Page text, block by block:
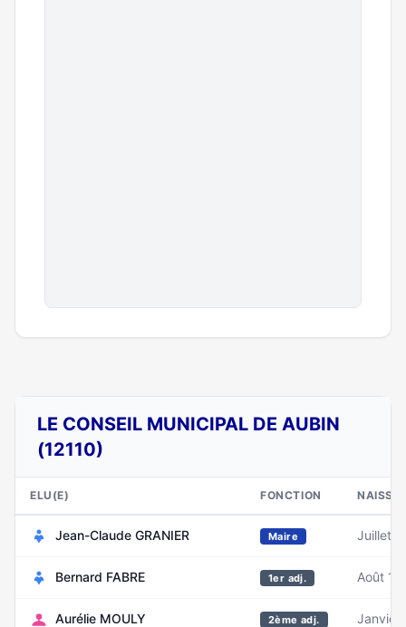
LE CONSEIL MUNICIPAL DE AUBIN
(12110)
ELU(E) FONCTION
Jean-Claude GRANIER Maire Juillet
Bernard FABRE 1er adj. Août
Aurélie MOULY 2ème adj. Janvier